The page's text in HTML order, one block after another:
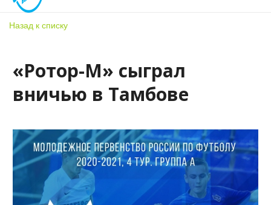
Назад к списку
«Ротор-М» сыграл
вничью в Тамбове